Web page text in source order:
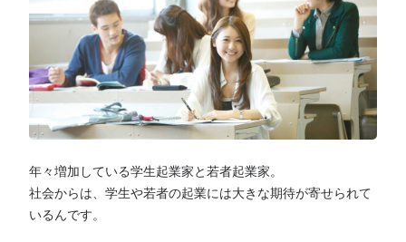
年々増加している学生起業家と若者起業家。
社会からは、学生や若者の起業には大きな期待が寄せられて
いるんです。